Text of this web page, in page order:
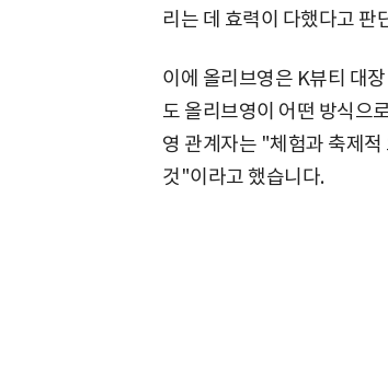
리는 데 효력이 다했다고 판
이에 올리브영은 K뷰티 대
도 올리브영이 어떤 방식으
영 관계자는 "체험과 축제
것"이라고 했습니다.